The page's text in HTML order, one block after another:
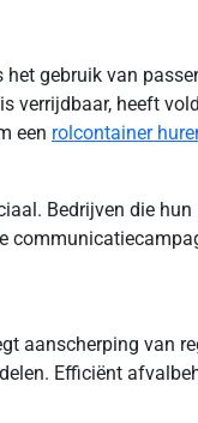
gebruik van
verrijdbaar, heeft
een rolcontainer
Bedrijven die
aanscherping van
Efficiënt